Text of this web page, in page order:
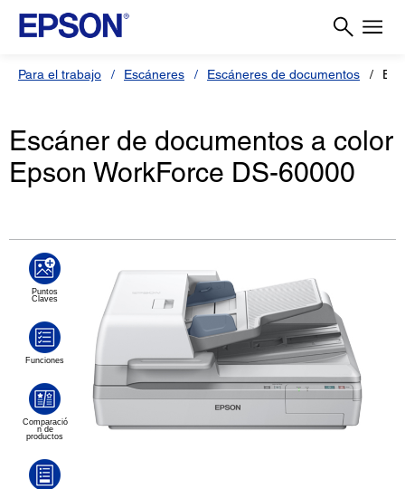
Para el trabajo Escáneres Escáneres de documentos
Escáner de documentos a color
Epson WorkForce DS-60000